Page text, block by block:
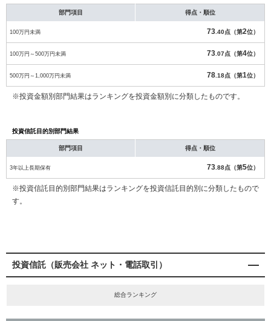
部門項目 得点・順位
100万円未満 73 .40点（第2位）
100万円～500万円未満 73 .07点（第4位）
500万円～1,000万円未満 78 .18点（第1位）
※投資金額別部門結果はランキングを投資金額別に分類したものです。
投資信託目的別部門結果
部門項目 得点・順位
3年以上長期保有 73 .88点（第5位）
※投資信託目的別部門結果はランキングを投資信託目的別に分類したもので
す。
投資信託（販売会社 ネット・電話取引）
総合ランキング